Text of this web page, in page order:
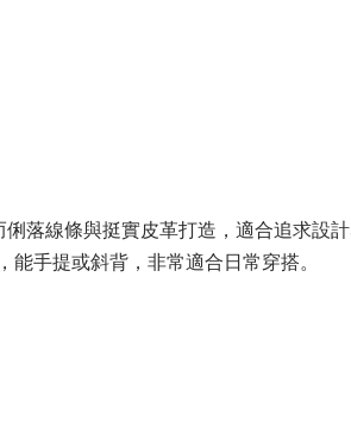
落線條與挺實皮革打造，適合追求設
手提或斜背，非常適合日常穿搭。